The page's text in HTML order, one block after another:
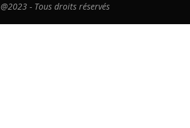
@2023 - Tous droits réservés